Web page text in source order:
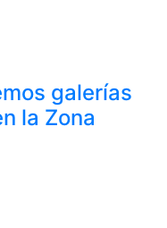
galerías
la Zona